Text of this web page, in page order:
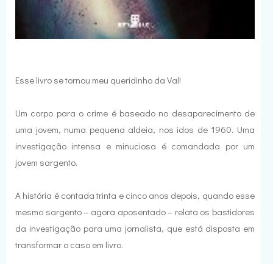
Esse livro se tornou meu queridinho da Val!
Um corpo para o crime é baseado no desaparecimento de
uma jovem, numa pequena aldeia, nos idos de 1960. Uma
investigação intensa e minuciosa é comandada por um
jovem sargento.
A história é contada trinta e cinco anos depois, quando esse
mesmo sargento – agora aposentado – relata os bastidores
da investigação para uma jornalista, que está disposta em
transformar o caso em livro.